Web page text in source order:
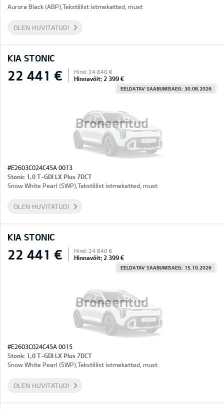
Aurora Black (ABP),Tekstiilist istmekatted, must
OLEN HUVITATUD!
KIA STONIC
Broneeritud
22 441 € Hind: 24 840 €
Hinnavõit: 2 399 €
EELDATAV SAABUMISAEG: 30.08.2026
#E2603C024C45A 0013
Stonic 1,0 T-GDI LX Plus 7DCT
Snow White Pearl (SWP),Tekstiilist istmekatted, must
OLEN HUVITATUD!
KIA STONIC
Broneeritud
22 441 € Hind: 24 840 €
Hinnavõit: 2 399 €
EELDATAV SAABUMISAEG: 15.10.2026
#E2603C024C45A 0015
Stonic 1,0 T-GDI LX Plus 7DCT
Snow White Pearl (SWP),Tekstiilist istmekatted, must
OLEN HUVITATUD!